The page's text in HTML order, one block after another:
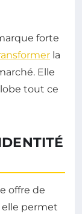
forte
la
Elle
tout ce
offre de
elle permet